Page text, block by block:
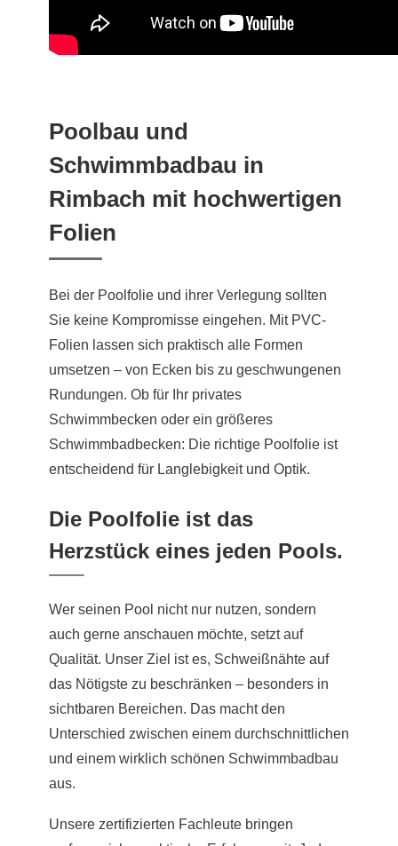
Poolbau und
Schwimmbadbau in
Rimbach mit hochwertigen
Folien
Bei der Poolfolie und ihrer Verlegung sollten
Sie keine Kompromisse eingehen. Mit PVC-
Folien lassen sich praktisch alle Formen
umsetzen – von Ecken bis zu geschwungenen
Rundungen. Ob für Ihr privates
Schwimmbecken oder ein größeres
Schwimmbadbecken: Die richtige Poolfolie ist
entscheidend für Langlebigkeit und Optik.
Die Poolfolie ist das
Herzstück eines jeden Pools.
Wer seinen Pool nicht nur nutzen, sondern
auch gerne anschauen möchte, setzt auf
Qualität. Unser Ziel ist es, Schweißnähte auf
das Nötigste zu beschränken – besonders in
sichtbaren Bereichen. Das macht den
Unterschied zwischen einem durchschnittlichen
und einem wirklich schönen Schwimmbadbau
aus.
Unsere zertifizierten Fachleute bringen